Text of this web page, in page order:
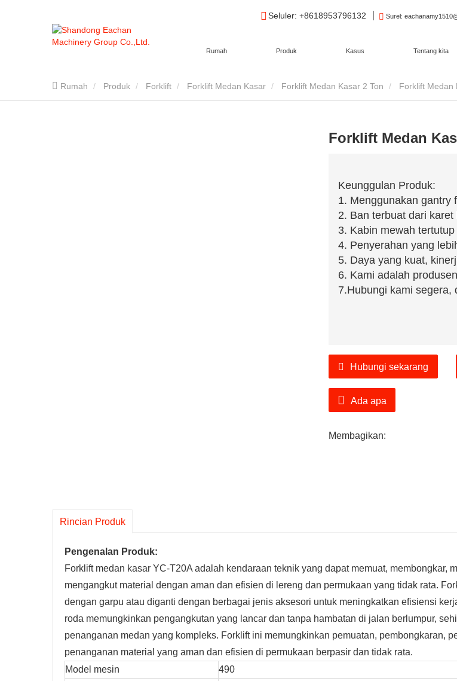
Rumah Produk Kasus Tentang kita
Seluler: +8618953796132 Surel:
Rumah Produk Forklift Forklift Medan Kasar Forklift Medan Kasar 2 Ton Forklift Medan
Forklift Medan
Keunggulan Produk:
1. Menggunakan gantry
2. Ban terbuat dari
3. Kabin mewah
4. Penyerahan yang
5. Daya yang kuat,
6. Kami adalah
7.Hubungi kami segera,
Hubungi sekarang
Ada apa
Membagikan:
Rincian Produk
Pengenalan Produk:
Forklift medan kasar YC-T20A adalah kendaraan teknik yang dapat memuat, membongkar,
mengangkut material dengan aman dan efisien di lereng dan permukaan yang tidak rata.
dengan garpu atau diganti dengan berbagai jenis aksesori untuk meningkatkan efisiensi
roda memungkinkan pengangkutan yang lancar dan tanpa hambatan di jalan berlumpur,
penanganan medan yang kompleks. Forklift ini memungkinkan pemuatan, pembongkaran,
penanganan material yang aman dan efisien di permukaan berpasir dan tidak rata.
Model mesin
490